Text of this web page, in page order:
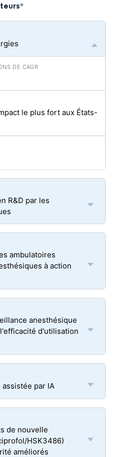
*
le plus fort aux États-
R&D par les
ambulatoires
à action
anesthésique
d'utilisation
par IA
de nouvelle
HSK3486)
améliorés